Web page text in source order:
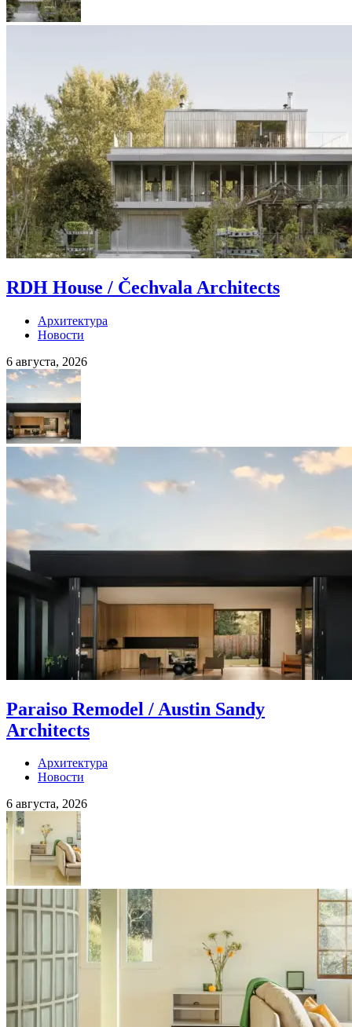
RDH House / Čechvala Architects
Архитектура
Новости
6 августа, 2026
Paraiso Remodel / Austin Sandy
Architects
Архитектура
Новости
6 августа, 2026